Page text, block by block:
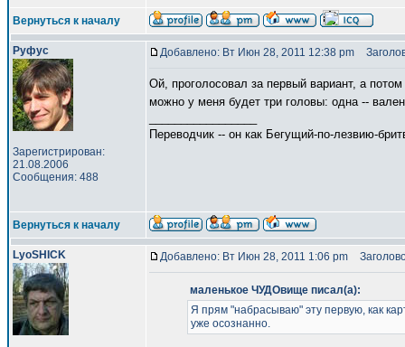
Вернуться к началу
Руфус
Зарегистрирован:
21.08.2006
Сообщения: 488
Добавлено: Вт Июн 28, 2011 12:38 pm
Ой, проголосовал за первый вариант, а
можно у меня будет три головы: одна --
Переводчик -- он как Бегущий-по-лезвию-
Вернуться к началу
LyoSHICK Добавлено: Вт Июн 28, 2011 1:06 pm
маленькое ЧУДОвище писал(а):
Я прям "набрасываю" эту первую, как
уже осознанно.